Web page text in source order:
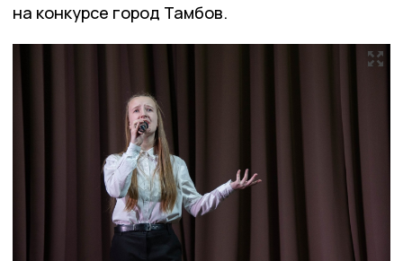
на конкурсе город Тамбов.